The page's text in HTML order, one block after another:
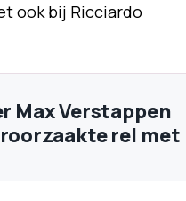
ook bij Ricciardo
Max Verstappen
rel met